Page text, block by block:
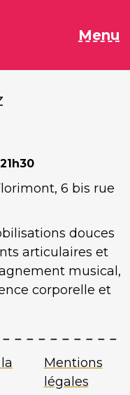
Menu
6 bis rue
douces
articulaires et
musical,
corporelle et
Mentions
légales